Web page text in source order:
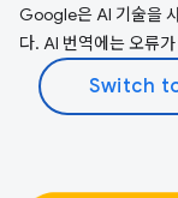
Google은 AI 기술을
다. AI 번역에는 오류